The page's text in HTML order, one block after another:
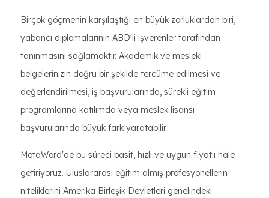
Birçok göçmenin karşılaştığı en büyük zorluklardan biri,
yabancı diplomalarının ABD'li işverenler tarafından
tanınmasını sağlamaktır. Akademik ve mesleki
belgelerinizin doğru bir şekilde tercüme edilmesi ve
değerlendirilmesi, iş başvurularında, sürekli eğitim
programlarına katılımda veya meslek lisansı
başvurularında büyük fark yaratabilir.
MotaWord'de bu süreci basit, hızlı ve uygun fiyatlı hale
getiriyoruz. Uluslararası eğitim almış profesyonellerin
niteliklerini Amerika Birleşik Devletleri genelindeki